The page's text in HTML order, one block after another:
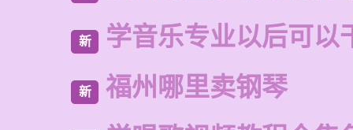
新 学音乐专业以后可以
新 福州哪里卖钢琴